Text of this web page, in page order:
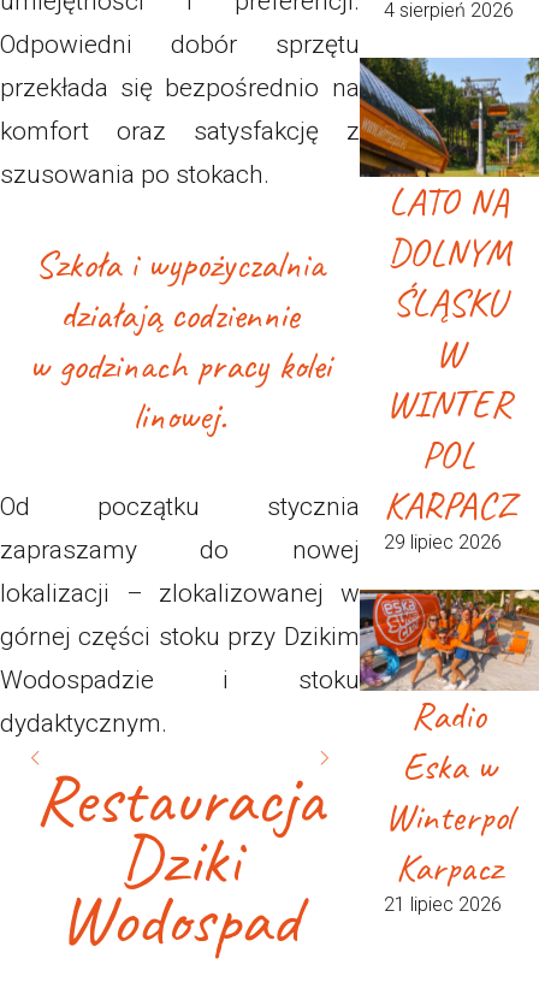
Odpowiedni dobór sprzętu
przekłada się bezpośrednio na
komfort oraz satysfakcję z
szusowania po stokach.
Szkoła i wypożyczalnia
działają codziennie
w godzinach pracy kolei
linowej.
Od początku stycznia
zapraszamy do nowej
lokalizacji – zlokalizowanej w
górnej części stoku przy Dzikim
Wodospadzie i stoku
dydaktycznym.
Restauracja
Dziki
Wodospad
4 sierpień 2026
LATO NA
DOLNYM
ŚLĄSKU
W
WINTER
POL
KARPACZ
29 lipiec 2026
Radio
Eska w
Winterpol
Karpacz
21 lipiec 2026